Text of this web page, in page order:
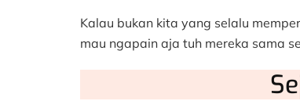
Kalau bukan kita yang selalu
mau ngapain aja tuh mereka sama